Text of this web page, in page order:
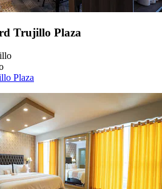
Trujillo Plaza
Plaza